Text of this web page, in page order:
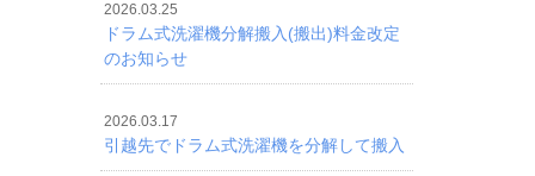
2026.03.25
ドラム式洗濯機分解搬入(搬出)料金改定
のお知らせ
2026.03.17
引越先でドラム式洗濯機を分解して搬入